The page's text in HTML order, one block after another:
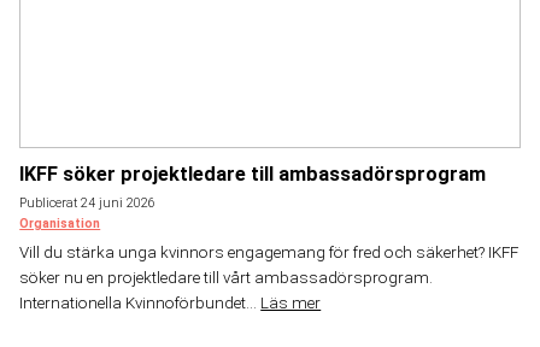
IKFF söker projektledare till ambassadörsprogram
Publicerat 24 juni 2026
Organisation
Vill du stärka unga kvinnors engagemang för fred och säkerhet? IKFF
söker nu en projektledare till vårt ambassadörsprogram.
Internationella Kvinnoförbundet... Läs mer